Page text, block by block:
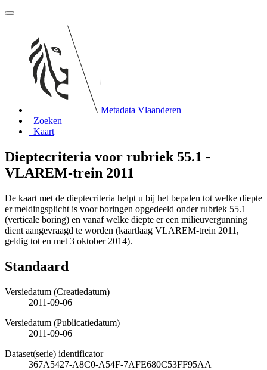
Metadata Vlaanderen
Zoeken
Kaart
Dieptecriteria voor rubriek 55.1 -
VLAREM-trein 2011
De kaart met de dieptecriteria helpt u bij het bepalen tot welke diepte
er meldingsplicht is voor boringen opgedeeld onder rubriek 55.1
(verticale boring) en vanaf welke diepte er een milieuvergunning
dient aangevraagd te worden (kaartlaag VLAREM-trein 2011,
geldig tot en met 3 oktober 2014).
Standaard
Versiedatum (Creatiedatum)
2011-09-06
Versiedatum (Publicatiedatum)
2011-09-06
Dataset(serie) identificator
367A5427-A8C0-A54F-7AFE680C53FF95AA